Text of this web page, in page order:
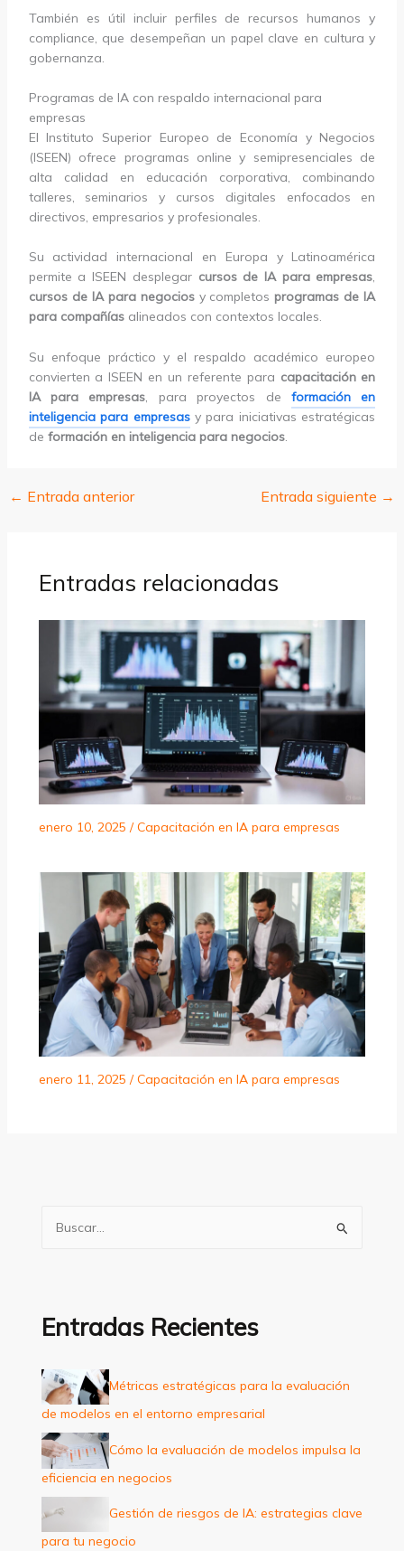
También es útil incluir perfiles de recursos humanos y
compliance, que desempeñan un papel clave en cultura y
gobernanza.
Programas de IA con respaldo internacional para
empresas
El Instituto Superior Europeo de Economía y Negocios
(ISEEN) ofrece programas online y semipresenciales de
alta calidad en educación corporativa, combinando
talleres, seminarios y cursos digitales enfocados en
directivos, empresarios y profesionales.
Su actividad internacional en Europa y Latinoamérica
permite a ISEEN desplegar cursos de IA para empresas,
cursos de IA para negociosy completosprogramas de IA
para compañíasalineados con contextos locales.
Su enfoque práctico y el respaldo académico europeo
convierten a ISEEN en un referente para capacitación en
IA para empresas, para proyectos deformación en
inteligencia para empresasy para iniciativas estratégicas
de formación en inteligencia para negocios.
← Entrada anterior Entrada siguiente →
Entradas relacionadas
enero 10, 2025 /Capacitación en IA para empresas
enero 11, 2025 /Capacitación en IA para empresas
a
p
o
r
:
Entradas Recientes
Métricas estratégicas para la evaluación
de modelos en el entorno empresarial
Cómo la evaluación de modelos impulsa la
eficiencia en negocios
Gestión de riesgos de IA: estrategias clave
para tu negocio